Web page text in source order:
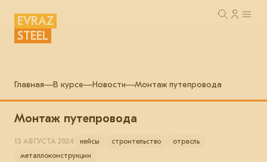
EVRAZ
STEEL
Главная В курсе Новости Монтаж путепровода
Монтаж путепровода
13 АВГУСТА 2024 кейсы строительство
отрасль
металлоконструкции